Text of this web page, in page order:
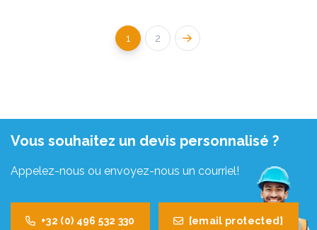
1 2
Vous souhaitez un devis personnalisé ?
Appelez-nous ou envoyez-nous un courriel!
+32 (0) 496 532 330 [email protected]